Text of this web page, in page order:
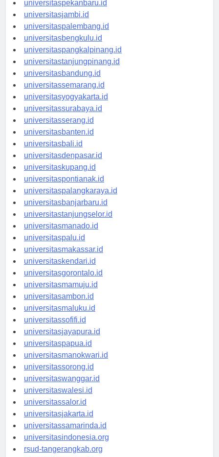
universitaspekanbaru.id
universitasjambi.id
universitaspalembang.id
universitasbengkulu.id
universitaspangkalpinang.id
universitastanjungpinang.id
universitasbandung.id
universitassemarang.id
universitasyogyakarta.id
universitassurabaya.id
universitasserang.id
universitasbanten.id
universitasbali.id
universitasdenpasar.id
universitaskupang.id
universitaspontianak.id
universitaspalangkaraya.id
universitasbanjarbaru.id
universitastanjungselor.id
universitasmanado.id
universitaspalu.id
universitasmakassar.id
universitaskendari.id
universitasgorontalo.id
universitasmamuju.id
universitasambon.id
universitasmaluku.id
universitassofifi.id
universitasjayapura.id
universitaspapua.id
universitasmanokwari.id
universitassorong.id
universitaswanggar.id
universitaswalesi.id
universitassalor.id
universitasjakarta.id
universitassamarinda.id
universitasindonesia.org